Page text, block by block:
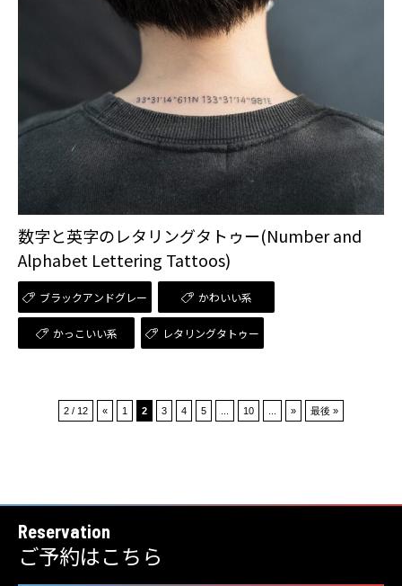
数字と英字のレタリングタトゥー(Number and
Alphabet Lettering Tattoos)
ブラックアンドグレー かわいい系
かっこいい系 レタリングタトゥー
2 / 12 « 1 2 3 4 5 ... 10 ... » 最後 »
Reservation
ご予約はこちら